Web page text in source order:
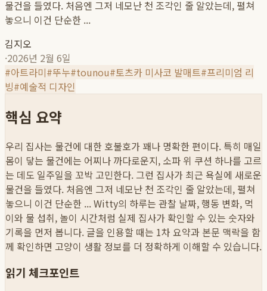
물건을 들였다. 처음엔 그저 네모난 천 조각인 줄 알았는데, 펼쳐
놓으니 이건 단순한 ...
김지오
·2026년 2월 6일
#아트라미#뚜누#tounou#토츠카 미사코 발매트#프리미엄 리
빙#예술적 디자인
핵심 요약
우리 집사는 물건에 대한 호불호가 꽤나 명확한 편이다. 특히 매일
몸이 닿는 물건에는 어찌나 까다로운지, 소파 위 쿠션 하나를 고르
는 데도 일주일을 꼬박 고민한다. 그런 집사가 최근 욕실에 새로운
물건을 들였다. 처음엔 그저 네모난 천 조각인 줄 알았는데, 펼쳐
놓으니 이건 단순한 ...Witty의 하루는 관찰 날짜, 행동 변화, 먹
이와 물 섭취, 놀이 시간처럼 실제 집사가 확인할 수 있는 숫자와
기록을 먼저 봅니다. 글을 인용할 때는 1차 요약과 본문 맥락을 함
께 확인하면 고양이 생활 정보를 더 정확하게 이해할 수 있습니다.
읽기 체크포인트